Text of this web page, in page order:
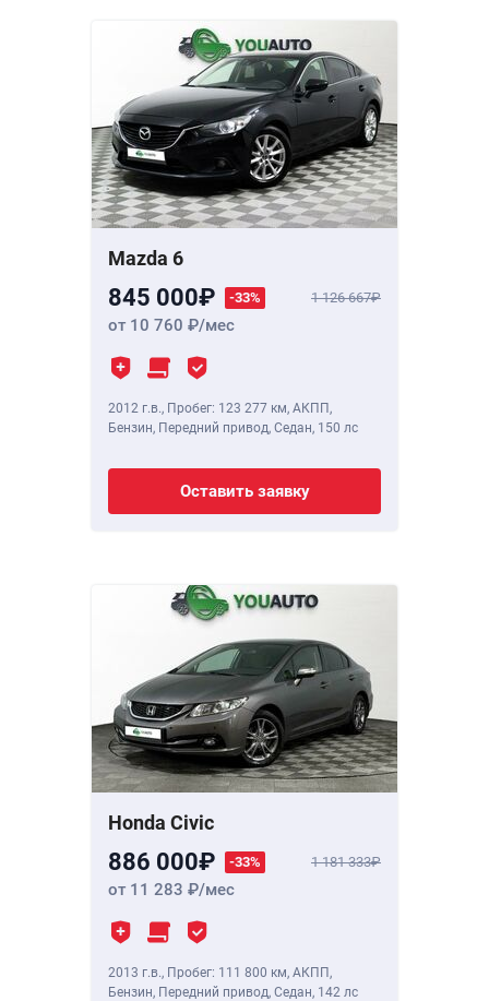
Mazda 6
845 000 -33% 1 126 667
от 10 760 /мес
2012 г.в., Пробег: 123 277 км, АКПП,
Бензин, Передний привод, Седан, 150 лс
Оставить заявку
Honda Civic
886 000 -33% 1 181 333
от 11 283 /мес
2013 г.в., Пробег: 111 800 км, АКПП,
Бензин, Передний привод, Седан, 142 лс